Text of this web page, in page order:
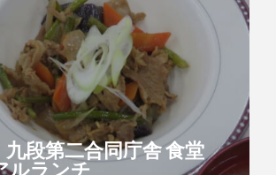
段第二合同庁舎 食堂
ルランチ